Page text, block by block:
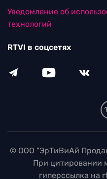
Уведомление об
технологий
RTVI в соцсетях
© ООО "ЭрТиВиАй
При цитировании
гиперссылка на